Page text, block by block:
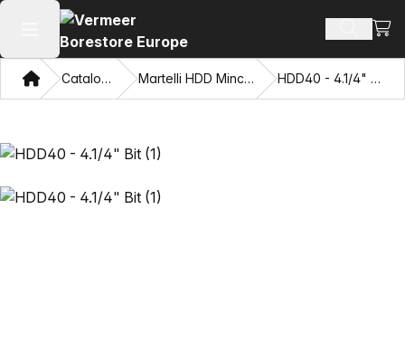
Apri il menu principale Cerca
Home pageCatalogo Martelli HDD Mincon HDD40 - 4.1/4" Bit